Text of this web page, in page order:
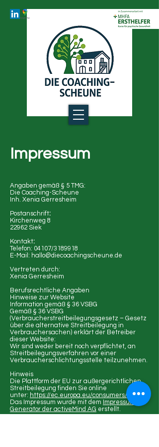
Impressum
Angaben gemäß § 5 TMG:
Die Coaching-Scheune
Inh. Xenia Gerresheim
Postanschrift:
Kirchenweg 8
22962 Siek
Kontakt:
Telefon: 04107/3189918
E-Mail: hallo@diecoachingscheune.de
Vertreten durch:
Xenia Gerresheim
Berufsrechtliche Angaben
Hinweise zur Website
Information gemäß § 36 VSBG
Gemäß § 36 VSBG
(Verbraucherstreitbeilegungsgesetz – Gesetz
über die alternative Streitbeilegung in
Verbrauchersachen) erklärt der Betreiber
dieser Website:
Wir sind weder bereit noch verpflichtet, an
Streitbeilegungsverfahren vor einer
Verbraucherschlichtungsstelle teilzunehmen.
Hinweis
Die Plattform der EU zur außergerichtlichen
Streitbeilegung finden Sie online
unter: https://ec.europa.eu/consumers/odr/
Das Impressum wurde mit dem Impressums-
Generator der activeMind AG erstellt.